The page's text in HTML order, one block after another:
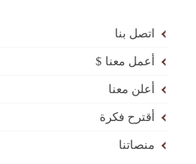
اتصل بنا
أعمل معنا $
أعلن معنا
أقترح فكرة
منصاتنا